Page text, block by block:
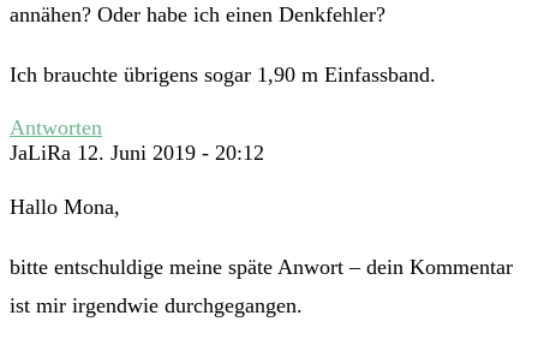
annähen? Oder habe ich einen Denkfehler?
Ich brauchte übrigens sogar 1,90 m Einfassband.
Antworten
JaLiRa 12. Juni 2019 - 20:12
Hallo Mona,
bitte entschuldige meine späte Anwort – dein Kommentar
ist mir irgendwie durchgegangen.